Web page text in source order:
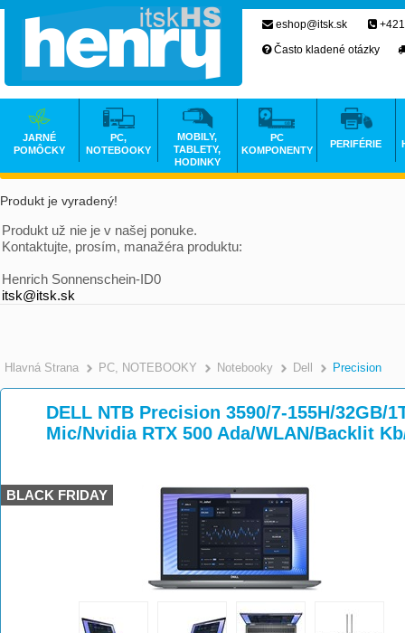
Produkt je vyradený!
Produkt už nie je v našej ponuke.
Kontaktujte, prosím, manažéra produktu:
Henrich Sonnenschein-ID0
itsk@itsk.sk
Hlavná Strana >
PC, NOTEBOOKY >
Notebooky >
Dell Precision
DELL NTB Precision 3590/7-155H/32GB/
Mic/Nvidia RTX 500 Ada/WLAN/Backlit
BLACK FRIDAY
eshop@itsk.sk
Často kladené otázky
JARNÉ
POMÔCKY
PC,
NOTEBOOKY
MOBILY,
TABLETY,
HODINKY
PC
KOMPONENTY
PERIFÉRIE